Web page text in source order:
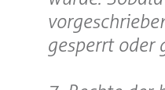
gesperrt oder